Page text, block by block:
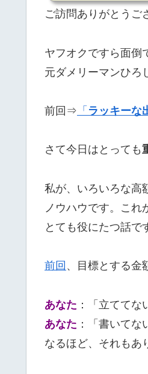
ご訪問ありがとうご
ヤフオクですら面倒
元ダメリーマンひろ
前回⇒ 「 ラッキーな
さて今日はとっても
私が、いろいろな高
ノウハウです。これ
とても役にたつ話で
前回 、目標とする金
あなた ：「立ててな
あなた ：「書いてな
なるほど、それもあ